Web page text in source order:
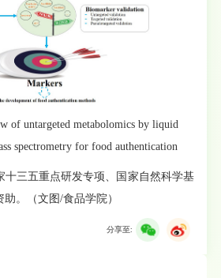
of untargeted metabolomics by liquid
spectrometry for food authentication
三五重点研发专项、国家自然科学基
。（文图/食品学院）
分享至: